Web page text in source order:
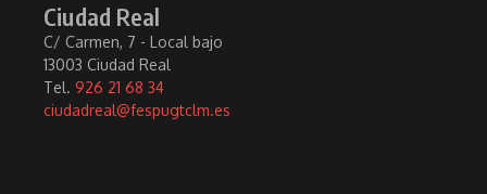
Ciudad Real
C/ Carmen, 7 - Local bajo
13003 Ciudad Real
Tel. 926 21 68 34
ciudadreal@fespugtclm.es